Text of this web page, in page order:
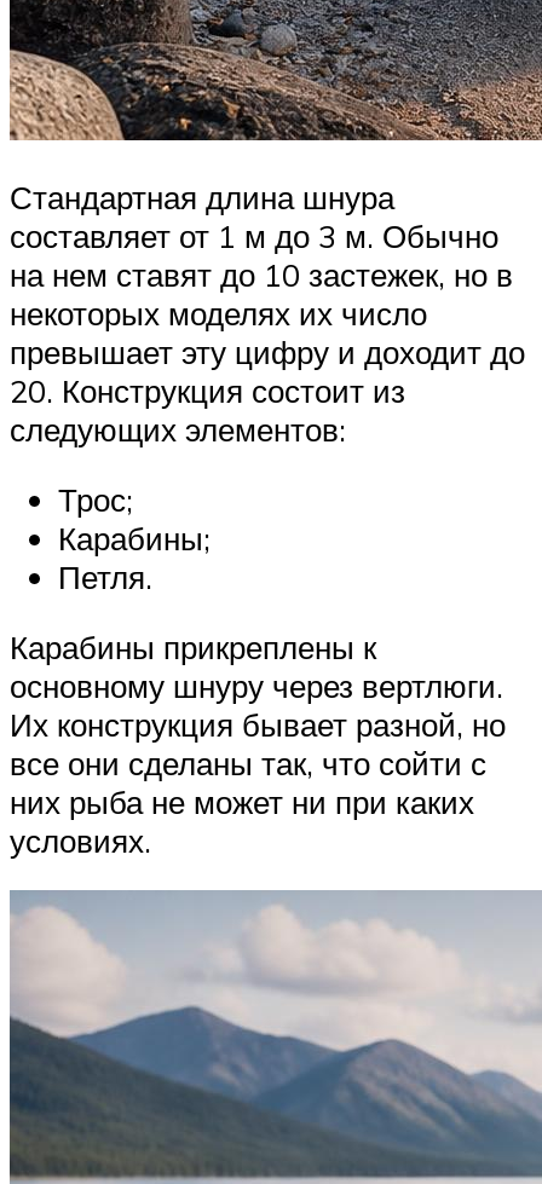
Стандартная длина шнура
составляет от 1 м до 3 м. Обычно
на нем ставят до 10 застежек, но в
некоторых моделях их число
превышает эту цифру и доходит до
20. Конструкция состоит из
следующих элементов:
Трос;
Карабины;
Петля.
Карабины прикреплены к
основному шнуру через вертлюги.
Их конструкция бывает разной, но
все они сделаны так, что сойти с
них рыба не может ни при каких
условиях.